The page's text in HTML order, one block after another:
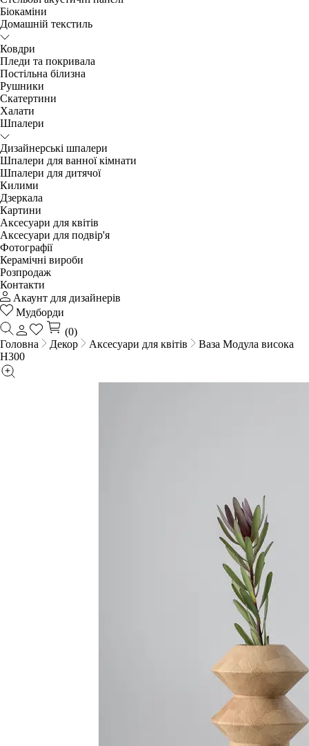
Біокаміни
Домашній текстиль
Ковдри
Пледи та покривала
Постільна білизна
Рушники
Скатертини
Халати
Шпалери
Дизайнерські шпалери
Шпалери для ванної кімнати
Шпалери для дитячої
Килими
Дзеркала
Картини
Аксесуари для квітів
Аксесуари для подвір'я
Фотографії
Керамічні вироби
Розпродаж
Контакти
Акаунт для дизайнерів
Мудборди
(0)
Головна
Декор Аксесуари для квітів
Ваза Модула висока
Н300